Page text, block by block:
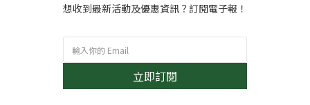
想收到最新活動及優惠資訊？訂閱電子報！
立即訂閱